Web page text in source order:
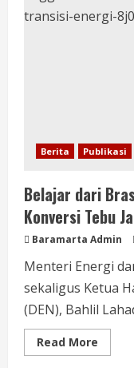
Berita Publikasi
Belajar dari
Konversi Tebu
Baramarta Admin
Menteri Energi
sekaligus Ketua
(DEN), Bahlil
Read More